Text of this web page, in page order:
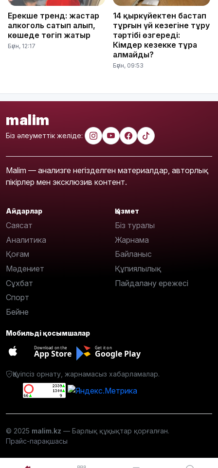
Ерекше тренд: жастар
алкоголь сатып алып,
көшеде төгіп жатыр
Бүгін, 12:17
14 қыркүйектен бастап
тұрғын үй кезегіне тұру
тәртібі өзгереді:
Кімдер кезекке тұра
алмайды?
Бүгін, 09:53
malim
Біз әлеуметтік желіде:
Malim — анализге негізделген материалдар, авторлық
пікірлер мен эксклюзив контент.
Айдарлар
Саясат
Аналитика
Қоғам
Мәдениет
Сұхбат
Спорт
Бейне
Қызмет
Біз туралы
Жарнама
Байланыс
Құпиялылық
Пайдалану ережесі
Мобильді қосымшалар
Download on the
App Store
Get it on
Google Play
Қауіпсіз орнату, жарнамасыз хабарламалар.
© 2025 malim.kz — Барлық құқықтар қорғалған.
Прайс-парақшасы